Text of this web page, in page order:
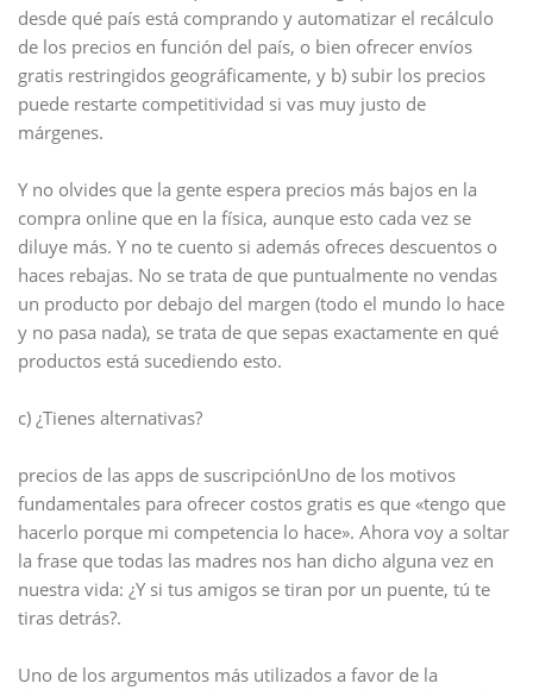
desde qué país está comprando y automatizar el recálculo
de los precios en función del país, o bien ofrecer envíos
gratis restringidos geográficamente, y b) subir los precios
puede restarte competitividad si vas muy justo de
márgenes.
Y no olvides que la gente espera precios más bajos en la
compra online que en la física, aunque esto cada vez se
diluye más. Y no te cuento si además ofreces descuentos o
haces rebajas. No se trata de que puntualmente no vendas
un producto por debajo del margen (todo el mundo lo hace
y no pasa nada), se trata de que sepas exactamente en qué
productos está sucediendo esto.
c) ¿Tienes alternativas?
precios de las apps de suscripciónUno de los motivos
fundamentales para ofrecer costos gratis es que «tengo que
hacerlo porque mi competencia lo hace». Ahora voy a soltar
la frase que todas las madres nos han dicho alguna vez en
nuestra vida: ¿Y si tus amigos se tiran por un puente, tú te
tiras detrás?.
Uno de los argumentos más utilizados a favor de la